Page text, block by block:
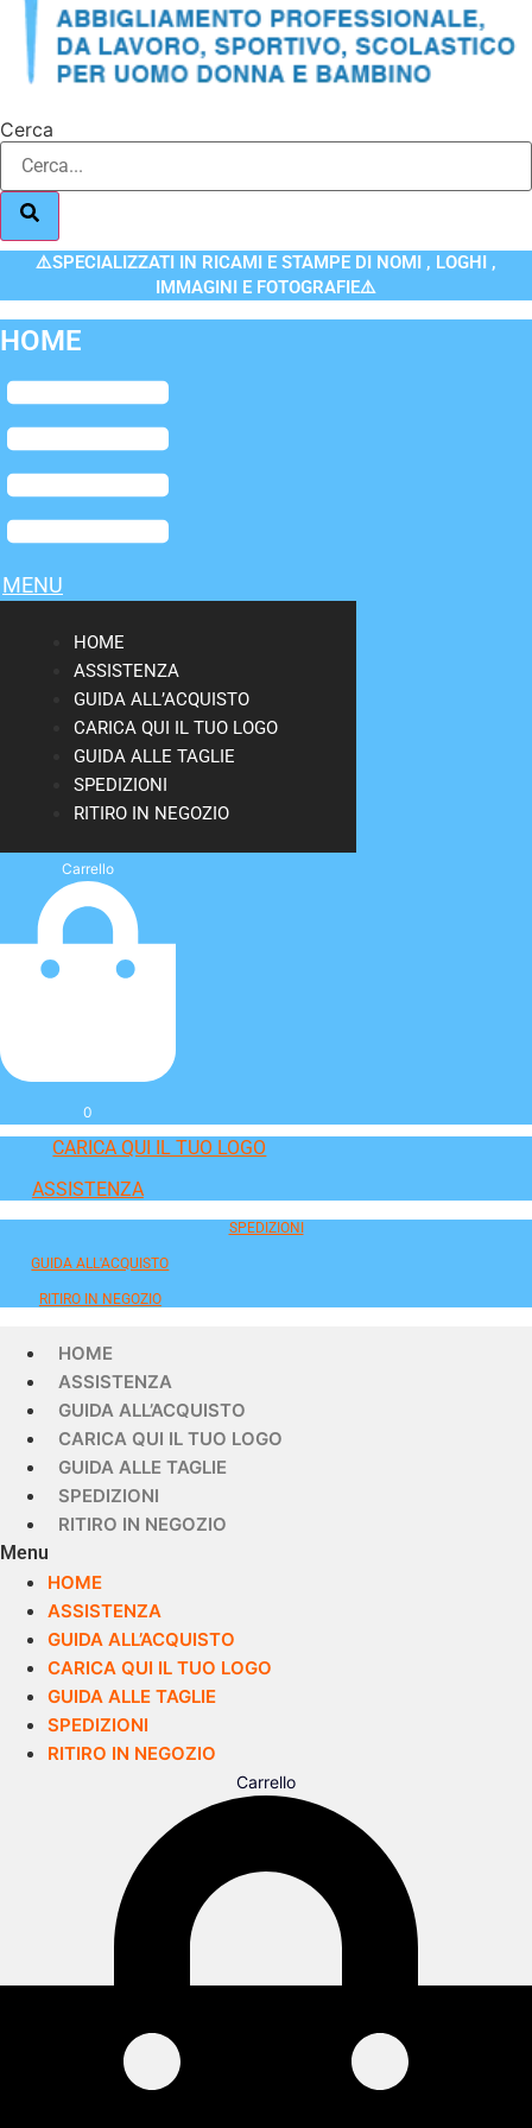
Cerca
⚠️SPECIALIZZATI IN RICAMI E STAMPE DI NOMI , LOGHI ,
IMMAGINI E FOTOGRAFIE⚠️
HOME
Flyout
Menu
MENU
HOME
ASSISTENZA
GUIDA ALL’ACQUISTO
CARICA QUI IL TUO LOGO
GUIDA ALLE TAGLIE
SPEDIZIONI
RITIRO IN NEGOZIO
Carrello
0
CARICA QUI IL TUO LOGO
ASSISTENZA
SPEDIZIONI
GUIDA ALL'ACQUISTO
RITIRO IN NEGOZIO
HOME
ASSISTENZA
GUIDA ALL’ACQUISTO
CARICA QUI IL TUO LOGO
GUIDA ALLE TAGLIE
SPEDIZIONI
RITIRO IN NEGOZIO
Menu
HOME
ASSISTENZA
GUIDA ALL’ACQUISTO
CARICA QUI IL TUO LOGO
GUIDA ALLE TAGLIE
SPEDIZIONI
RITIRO IN NEGOZIO
Carrello